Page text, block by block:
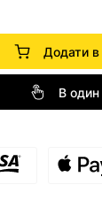
Додати
В один